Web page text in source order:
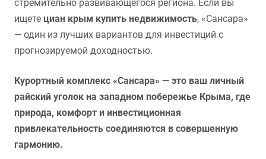
стремительно развивающегося региона. Если вы
ищете циан крым купить недвижимость, «Сансара»
— один из лучших вариантов для инвестиций с
прогнозируемой доходностью.
Курортный комплекс «Сансара» — это ваш личный
райский уголок на западном побережье Крыма, где
природа, комфорт и инвестиционная
привлекательность соединяются в совершенную
гармонию.